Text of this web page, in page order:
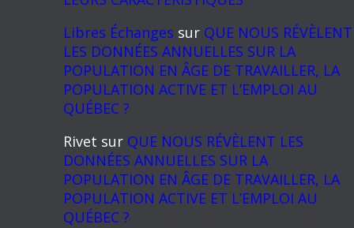
Libres Échanges sur QUE NOUS RÉVÈLENT
LES DONNÉES ANNUELLES SUR LA
POPULATION EN ÂGE DE TRAVAILLER, LA
POPULATION ACTIVE ET L’EMPLOI AU
QUÉBEC ?
Rivet sur QUE NOUS RÉVÈLENT LES
DONNÉES ANNUELLES SUR LA
POPULATION EN ÂGE DE TRAVAILLER, LA
POPULATION ACTIVE ET L’EMPLOI AU
QUÉBEC ?